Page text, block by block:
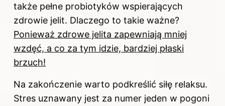
także pełne probiotyków wspierających
zdrowie jelit. Dlaczego to takie ważne?
Ponieważ zdrowe jelita zapewniają mniej
wzdęć, a co za tym idzie, bardziej płaski
brzuch!
Na zakończenie warto podkreślić siłę relaksu.
Stres uznawany jest za numer jeden w pogoni